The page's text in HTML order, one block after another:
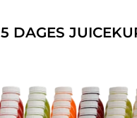
DAGES